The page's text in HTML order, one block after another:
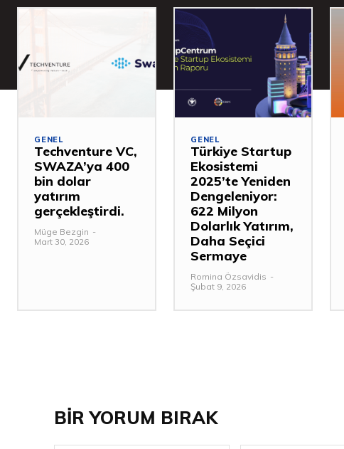
GENEL
Techventure VC,
SWAZA’ya 400
bin dolar
yatırım
gerçekleştirdi.
Müge Bezgin -
Mart 30, 2026
GENEL
Türkiye Startup
Ekosistemi
2025’te Yeniden
Dengeleniyor:
622 Milyon
Dolarlık Yatırım,
Daha Seçici
Sermaye
Romina Özsavidis -
Şubat 9, 2026
BİR YORUM BIRAK